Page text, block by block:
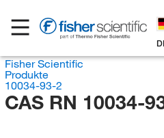
Fisher Scientific
Produkte
10034-93-2
CAS RN 10034-